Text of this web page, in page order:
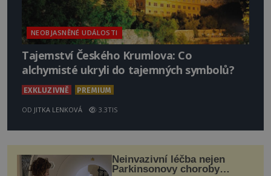
NEOBJASNĚNÉ UDÁLOSTI
Tajemství Českého Krumlova: Co
alchymisté ukryli do tajemných symbolů?
EXKLUZIVNĚ PREMIUM
OD JITKA LENKOVÁ 3.3TIS
Neinvazivní léčba nejen
Parkinsonovy choroby